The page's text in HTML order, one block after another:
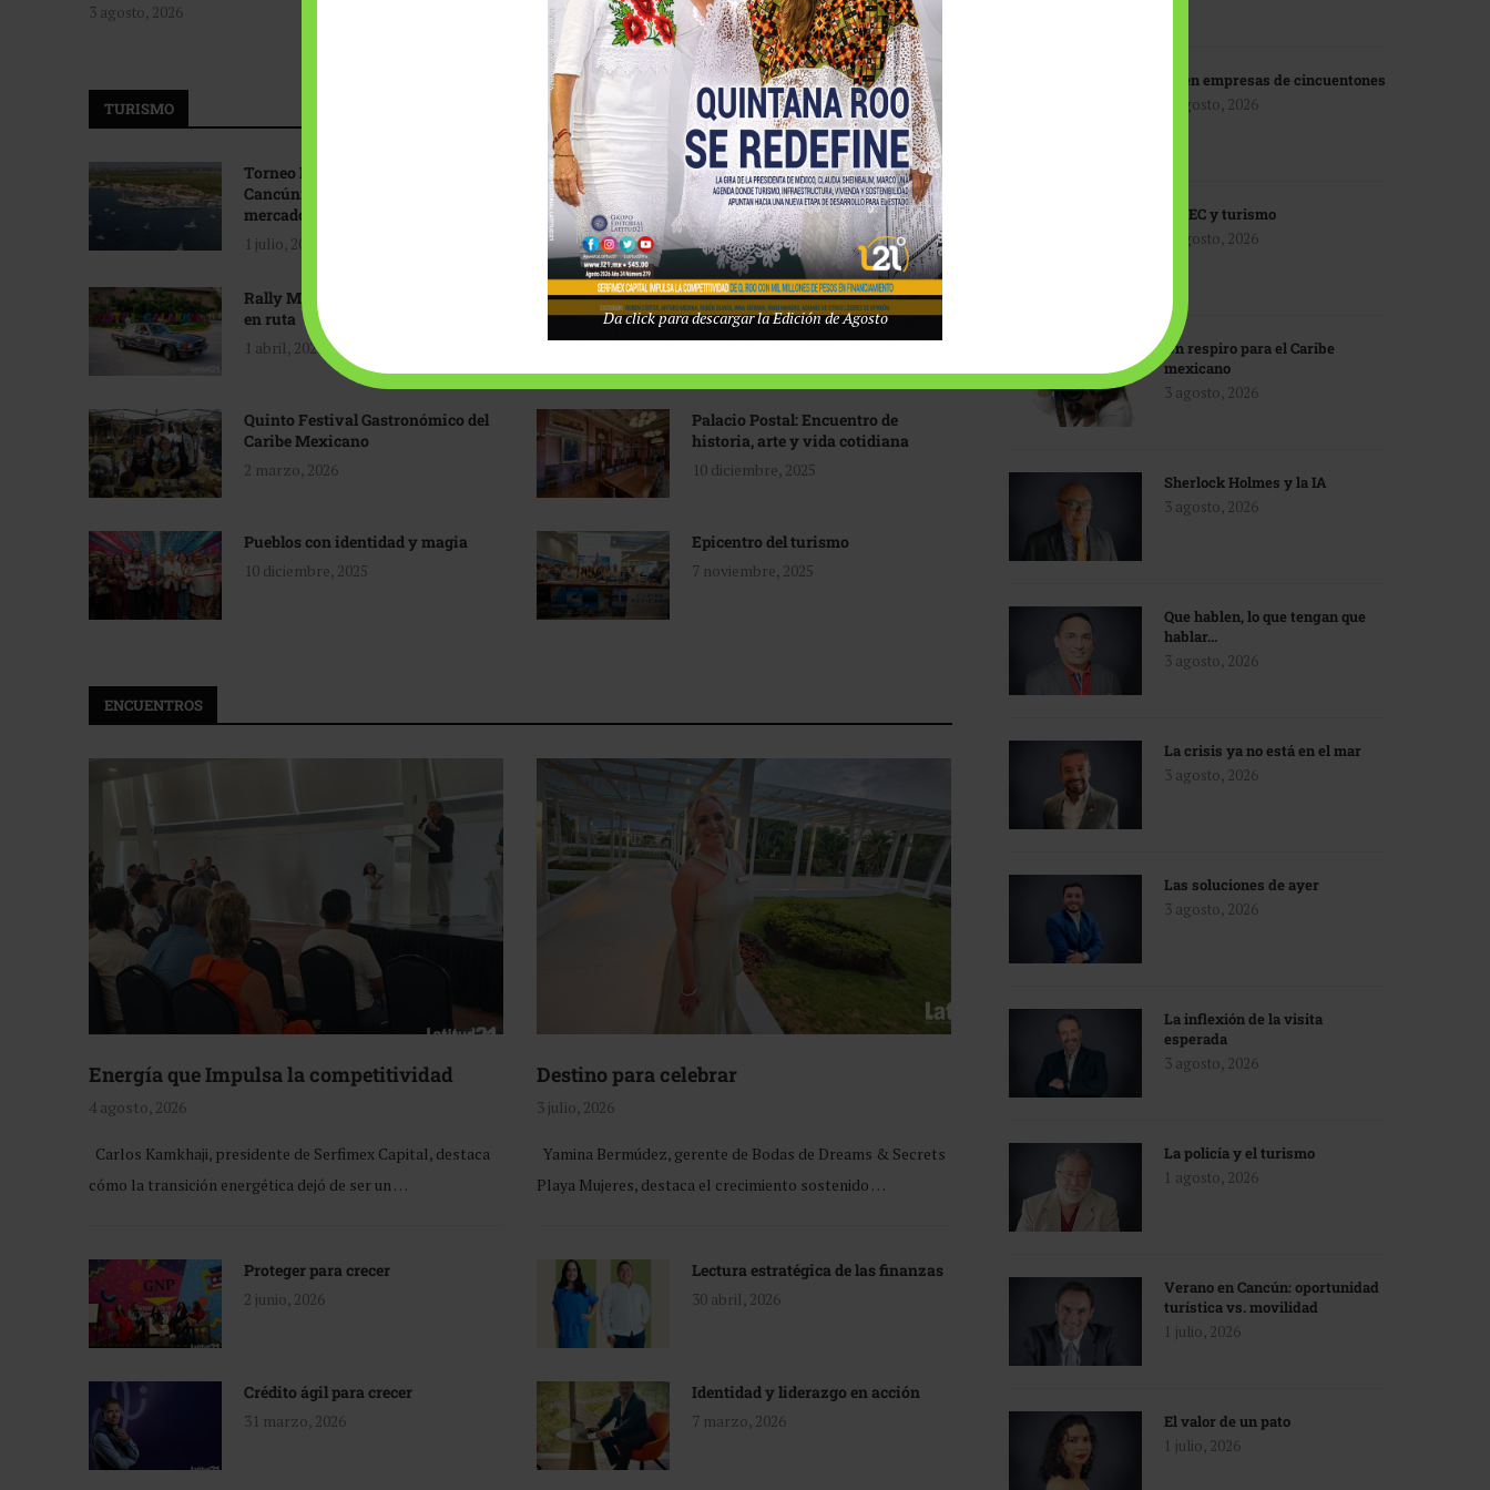
3 agosto, 2026
Tecnológico de Monterrey
3 agosto, 2026
TURISMO
Torneo Internacional de Pesca
Cancún: Navegando hacia nuevos
mercados
1 julio, 2026
Promoción turística con visión
1 abril, 2026
Rally Maya: Herencia automotriz
en ruta
1 abril, 2026
Industria global en
reconfiguración
31 marzo, 2026
Quinto Festival Gastronómico del
Caribe Mexicano
2 marzo, 2026
Palacio Postal: Encuentro de
historia, arte y vida cotidiana
10 diciembre, 2025
Pueblos con identidad y magia
10 diciembre, 2025
Epicentro del turismo
7 noviembre, 2025
ENCUENTROS
Energía que Impulsa la competitividad
4 agosto, 2026
Carlos Kamkhaji, presidente de Serfimex Capital, destaca
cómo la transición energética dejó de ser un …
Destino para celebrar
3 julio, 2026
Yamina Bermúdez, gerente de Bodas de Dreams & Secrets
Playa Mujeres, destaca el crecimiento sostenido …
Proteger para crecer
2 junio, 2026
Lectura estratégica de las finanzas
30 abril, 2026
Crédito ágil para crecer
31 marzo, 2026
Identidad y liderazgo en acción
7 marzo, 2026
IA en empresas de cincuentones
3 agosto, 2026
TMEC y turismo
3 agosto, 2026
Un respiro para el Caribe
mexicano
3 agosto, 2026
Sherlock Holmes y la IA
3 agosto, 2026
Que hablen, lo que tengan que
hablar…
3 agosto, 2026
La crisis ya no está en el mar
3 agosto, 2026
Las soluciones de ayer
3 agosto, 2026
La inflexión de la visita
esperada
3 agosto, 2026
La policía y el turismo
1 agosto, 2026
Verano en Cancún: oportunidad
turística vs. movilidad
1 julio, 2026
El valor de un pato
1 julio, 2026
Da click para descargar la Edición de Agosto